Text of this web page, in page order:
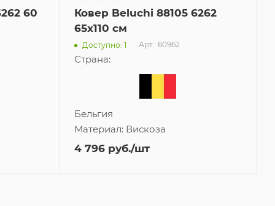
60
Ковер Beluchi 88105 6262
65x110 см
Доступно: 1 Арт.: 60962
Страна:
Бельгия
Материал: Вискоза
4 796 руб./шт